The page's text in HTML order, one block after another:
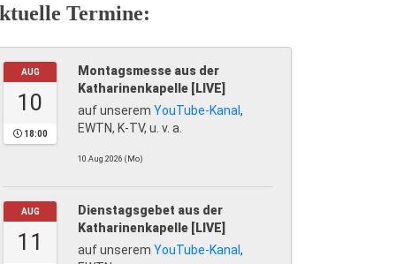
Termine:
AUG
10
18:00
Montagsmesse aus der
Katharinenkapelle [LIVE]
auf unserem YouTube-Kanal ,
EWTN, K-TV, u. v. a.
10.Aug.2026 (Mo)
AUG
11
Dienstagsgebet aus der
Katharinenkapelle [LIVE]
auf unserem YouTube-Kanal ,